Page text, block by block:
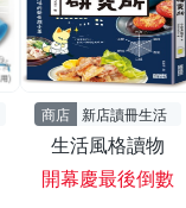
商店 新店讀冊生活
生活風格讀物
開幕慶最後倒數